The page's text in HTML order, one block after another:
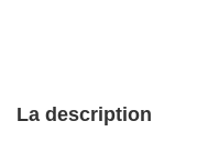
La description